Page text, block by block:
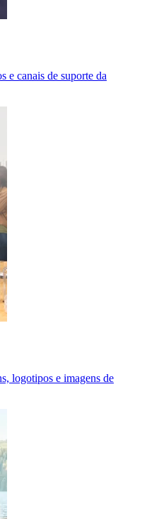
e canais de suporte da
logotipos e imagens de